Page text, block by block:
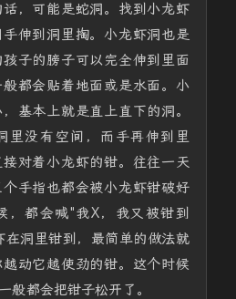
，可能是蛇洞。找到小龙虾
伸到洞里掏。小龙虾洞也是
子的膀子可以完全伸到里面
都会贴着地面或是水面。小
基本上就是直上直下的洞。
里没有空间，而手再伸到里
对着小龙虾的钳。往往一天
手指也都会被小龙虾钳破好
，都会喊"我X，我又被钳到
在洞里钳到，最简单的做法就
动它越使劲的钳。这个时候
般都会把钳子松开了。